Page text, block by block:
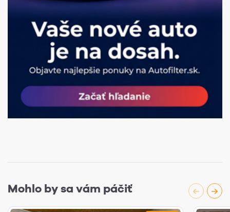
Mohlo by sa vám páčiť